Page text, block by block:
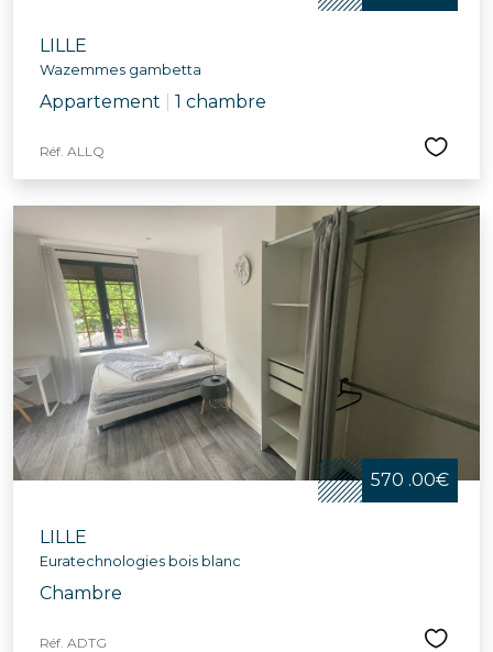
LILLE
Wazemmes gambetta
Appartement 1 chambre
Réf. ALLQ
570 .00€
LILLE
Euratechnologies bois blanc
Chambre
Réf. ADTG